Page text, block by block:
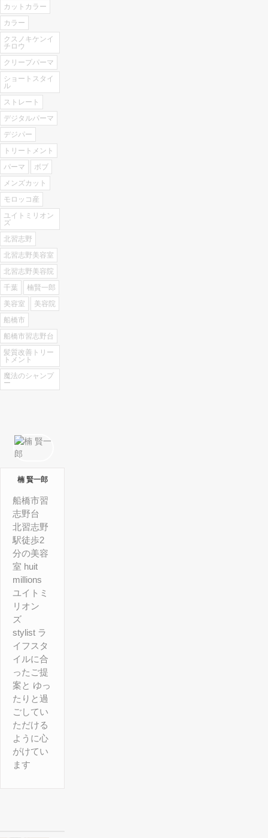
カットカラー
カラー
クスノキケンイ
チロウ
クリープパーマ
ショートスタイ
ル
ストレート
デジタルパーマ
デジパー
トリートメント
パーマ
ボブ
メンズカット
モロッコ産
ユイトミリオン
ズ
北習志野
北習志野美容室
北習志野美容院
千葉
楠賢一郎
美容室
美容院
船橋市
船橋市習志野台
髪質改善トリー
トメント
魔法のシャンプ
ー
楠 賢一郎
船橋市習
志野台
北習志野
駅徒歩2
分の美容
室 huit
millions
ユイトミ
リオン
ズ
stylist ラ
イフスタ
イルに合
ったご提
案と ゆっ
たりと過
ごしてい
ただける
ように心
がけてい
ます